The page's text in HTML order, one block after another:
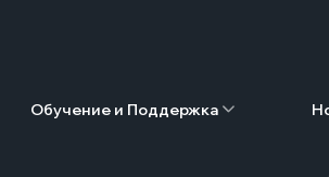
Обучение и Поддержка